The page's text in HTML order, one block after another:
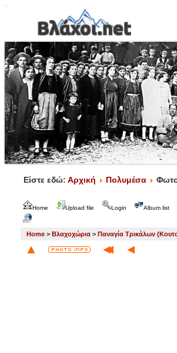
Είστε εδώ: Αρχική Πολυμέσα
Home Upload file Login Album list
Home > Βλαχοχώρια > Παναγία Τρικάλων